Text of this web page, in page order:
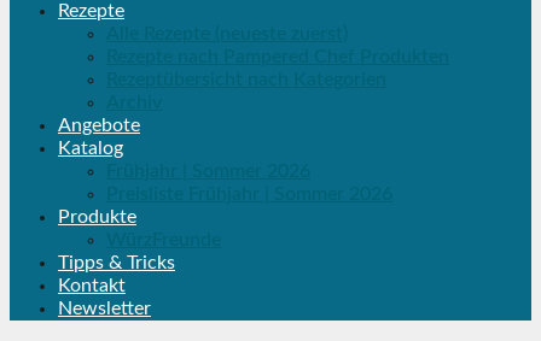
Rezepte
Angebote
Katalog
Produkte
Tipps & Tricks
Kontakt
Newsletter